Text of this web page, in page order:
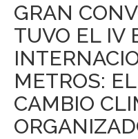
GRAN
TUVO EL IV
METROS:
CAMBIO